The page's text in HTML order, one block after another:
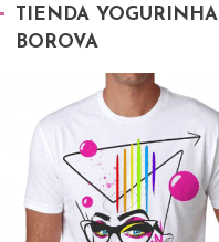
TIENDA YOGURINHA
BOROVA